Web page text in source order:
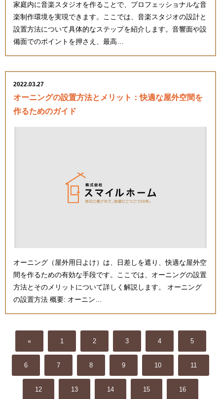
家庭内に音楽スタジオを作ることで、プロフェッショナルな音
楽制作環境を実現できます。ここでは、音楽スタジオの設計と
設置方法について具体的なステップを紹介します。音響面や設
備面でのポイントを押さえ、最高…
2022.03.27
オーニングの設置方法とメリット：快適な屋外空間を
作るためのガイド
オーニング（屋外用日よけ）は、日差しを遮り、快適な屋外空
間を作るための有効な手段です。ここでは、オーニングの設置
方法とそのメリットについて詳しく解説します。 オーニング
の設置方法 概要: オーニン…
« 1 2 3 4 5
6 7 8 9 10 11
12 13 14 15 16